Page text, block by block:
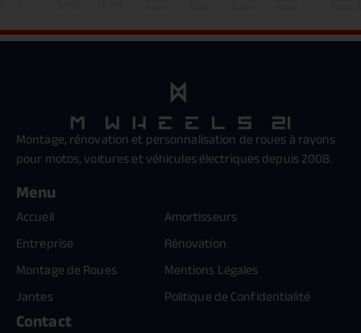
Montage, rénovation et personnalisation de roues à rayons
pour motos, voitures et véhicules électriques depuis 2008.
Menu
Accueil
Entreprise
Montage de Roues
Jantes
Amortisseurs
Rénovation
Mentions Légales
Politique de Confidentialité
Contact